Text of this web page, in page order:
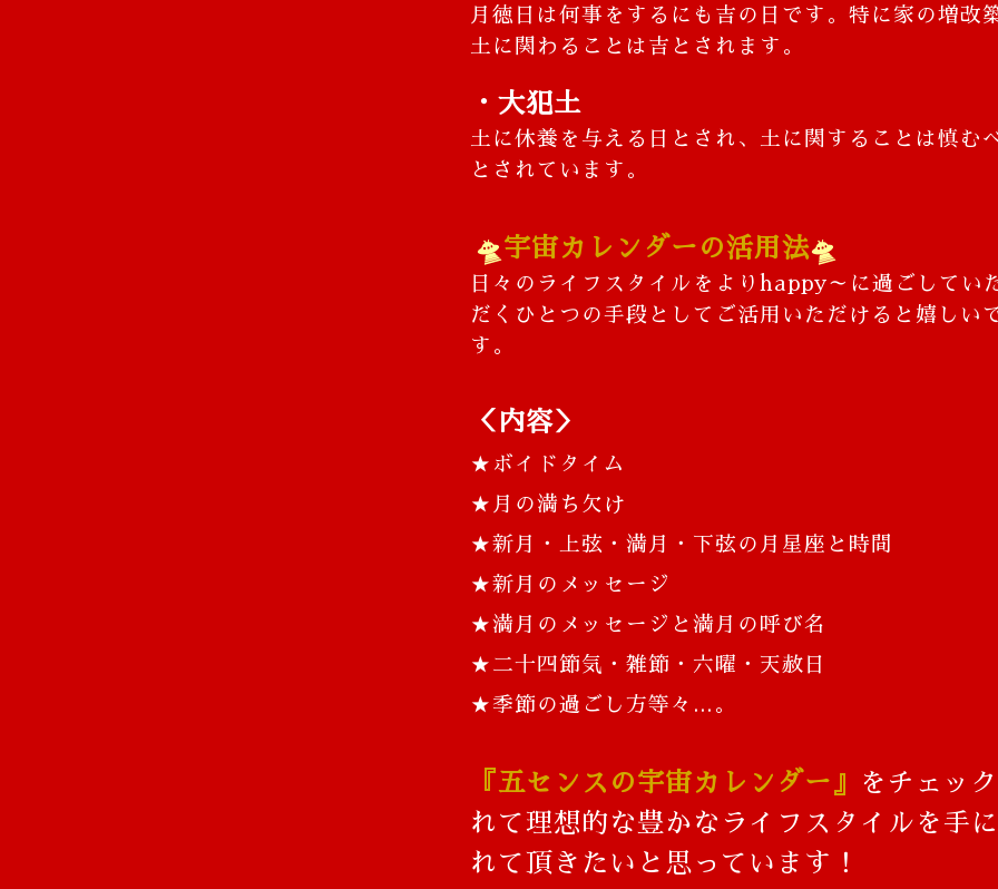
月徳日は何事をするにも吉の日です。特に家の増改
土に関わることは吉とされます。
・大犯土
土に休養を与える日とされ、土に関することは慎む
とされています。
🛸 宇宙カレンダーの活用法🛸
日々のライフスタイルをよりhappy～に過ごしてい
だくひとつの手段としてご活用いただけると嬉しい
す。
＜内容＞
★ボイドタイム
★月の満ち欠け
★新月・上弦・満月・下弦の月星座と時間
★新月のメッセージ
★満月のメッセージと満月の呼び名
★二十四節気・雑節・六曜・天赦日
★季節の過ごし方等々…。
『五センスの宇宙カレンダー』
をチェッ
れて理想的な豊かなライフスタイルを手
れて頂きたいと思っています！